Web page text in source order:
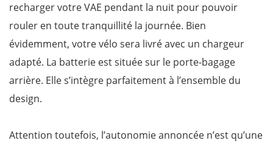
recharger votre VAE pendant la nuit pour pouvoir
rouler en toute tranquillité la journée. Bien
évidemment, votre vélo sera livré avec un chargeur
adapté. La batterie est située sur le porte-bagage
arrière. Elle s’intègre parfaitement à l’ensemble du
design.
Attention toutefois, l’autonomie annoncée n’est qu’une